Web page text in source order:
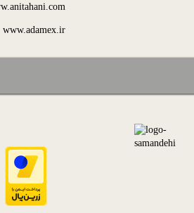
www.ada​​​​​​​mex.ir